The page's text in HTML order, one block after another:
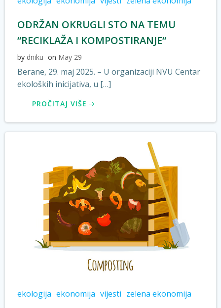
ODRŽAN OKRUGLI STO NA TEMU
“RECIKLAŽA I KOMPOSTIRANJE“
by dniku on May 29
Berane, 29. maj 2025. – U organizaciji NVU Centar
ekoloških inicijativa, u […]
PROČITAJ VIŠE
ekologija ekonomija vijesti zelena ekonomija